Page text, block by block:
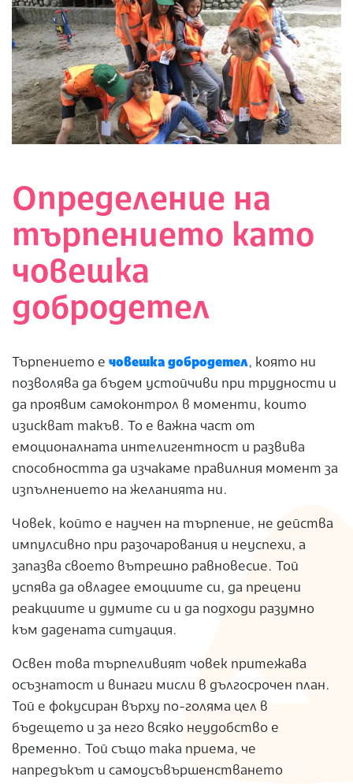
Определение на
търпението като
човешка
добродетел
Търпението е човешка добродетел, която ни
позволява да бъдем устойчиви при трудности и
да проявим самоконтрол в моменти, които
изискват такъв. То е важна част от
емоционалната интелигентност и развива
способността да изчакаме правилния момент за
изпълнението на желанията ни.
Човек, който е научен на търпение, не действа
импулсивно при разочарования и неуспехи, а
запазва своето вътрешно равновесие. Той
успява да овладее емоциите си, да прецени
реакциите и думите си и да подходи разумно
към дадената ситуация.
Освен това търпеливият човек притежава
осъзнатост и винаги мисли в дългосрочен план.
Той е фокусиран върху по-голяма цел в
бъдещето и за него всяко неудобство е
временно. Той също така приема, че
напредъкът и самоусъвършенстването